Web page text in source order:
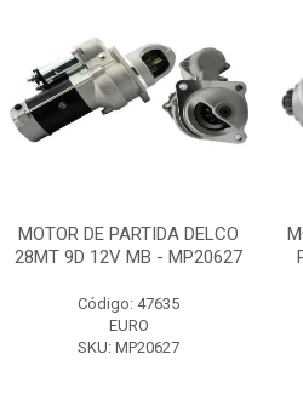
MOTOR DE PARTIDA DELCO
28MT 9D 12V MB - MP20627
Código: 47635
EURO
SKU: MP20627